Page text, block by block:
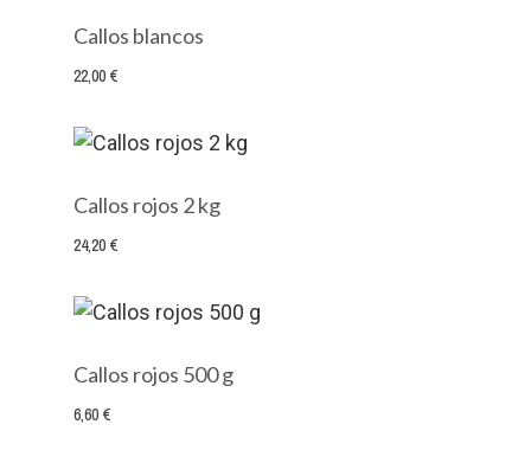
Callos blancos
22,00 €
Callos rojos 2 kg
24,20 €
Callos rojos 500 g
6,60 €